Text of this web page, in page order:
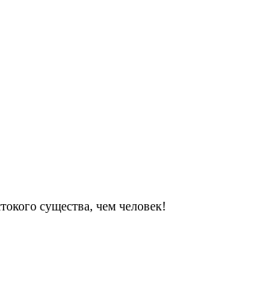
существа, чем человек!